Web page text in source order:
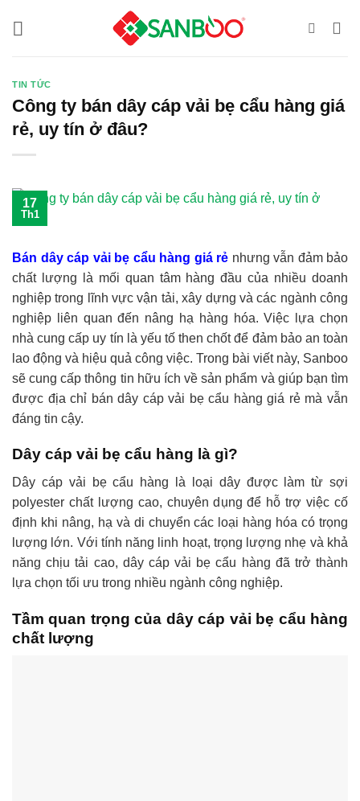
TIN TỨC
Công ty bán dây cáp vải bẹ cẩu hàng giá
rẻ, uy tín ở đâu?
17
Th1
Bán dây cáp vải bẹ cẩu hàng giá rẻ nhưng vẫn đảm bảo
chất lượng là mối quan tâm hàng đầu của nhiều doanh
nghiệp trong lĩnh vực vận tải, xây dựng và các ngành công
nghiệp liên quan đến nâng hạ hàng hóa. Việc lựa chọn
nhà cung cấp uy tín là yếu tố then chốt để đảm bảo an toàn
lao động và hiệu quả công việc. Trong bài viết này, Sanboo
sẽ cung cấp thông tin hữu ích về sản phẩm và giúp bạn tìm
được địa chỉ bán dây cáp vải bẹ cẩu hàng giá rẻ mà vẫn
đáng tin cậy.
Dây cáp vải bẹ cẩu hàng là gì?
Dây cáp vải bẹ cẩu hàng là loại dây được làm từ sợi
polyester chất lượng cao, chuyên dụng để hỗ trợ việc cố
định khi nâng, hạ và di chuyển các loại hàng hóa có trọng
lượng lớn. Với tính năng linh hoạt, trọng lượng nhẹ và khả
năng chịu tải cao, dây cáp vải bẹ cẩu hàng đã trở thành
lựa chọn tối ưu trong nhiều ngành công nghiệp.
Tầm quan trọng của dây cáp vải bẹ cẩu hàng
chất lượng